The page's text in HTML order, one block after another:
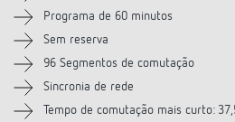
Acessórios
Programa de 60 minutos
Sem reserva
96 Segmentos de comutação
Sincronia de rede
Tempo de comutação mais curto: